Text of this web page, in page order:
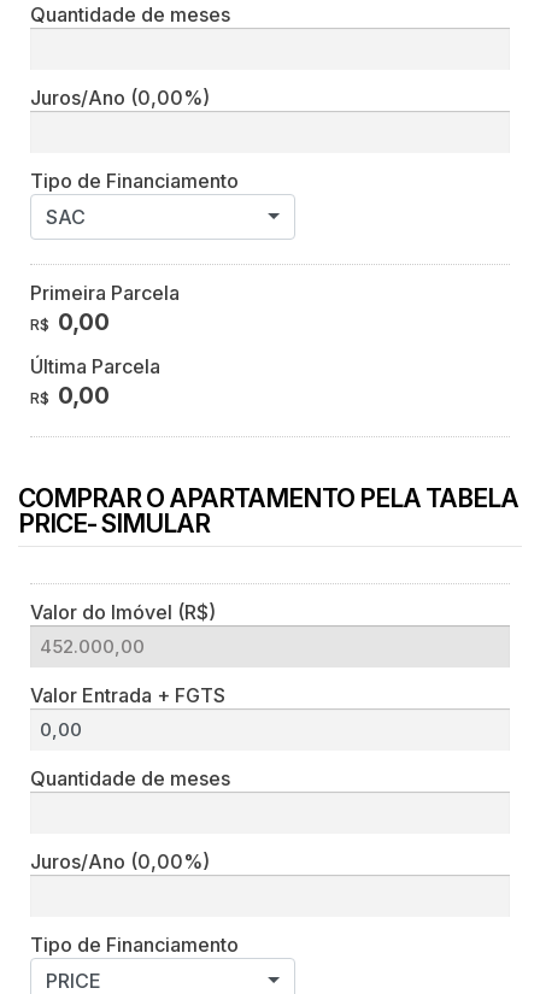
Quantidade de meses
Juros/Ano (0,00%)
Tipo de Financiamento
SAC
Primeira Parcela
R$ 0,00
Última Parcela
R$ 0,00
COMPRAR O APARTAMENTO PELA TABELA
PRICE- SIMULAR
Valor do Imóvel (R$)
Valor Entrada + FGTS
Quantidade de meses
Juros/Ano (0,00%)
Tipo de Financiamento
PRICE